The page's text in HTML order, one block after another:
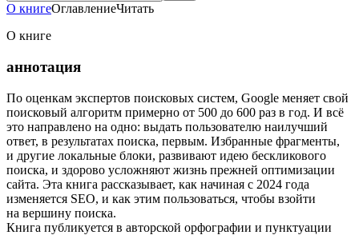
О книгеОглавлениеЧитать
О книге
аннотация
По оценкам экспертов поисковых систем, Google меняет свой
поисковый алгоритм примерно от 500 до 600 раз в год. И всё
это направлено на одно: выдать пользователю наилучший
ответ, в результатах поиска, первым. Избранные фрагменты,
и другие локальные блоки, развивают идею бескликового
поиска, и здорово усложняют жизнь прежней оптимизации
сайта. Эта книга рассказывает, как начиная с 2024 года
изменяется SEO, и как этим пользоваться, чтобы взойти
на вершину поиска.
Книга публикуется в авторской орфографии и пунктуации